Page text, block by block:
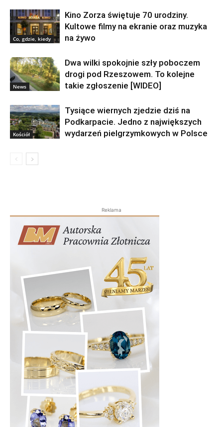
Co, gdzie, kiedy
Kino Zorza świętuje 70 urodziny.
Kultowe filmy na ekranie oraz muzyka
na żywo
News
Dwa wilki spokojnie szły poboczem
drogi pod Rzeszowem. To kolejne
takie zgłoszenie [WIDEO]
Kościół
Tysiące wiernych zjedzie dziś na
Podkarpacie. Jedno z największych
wydarzeń pielgrzymkowych w Polsce
Reklama